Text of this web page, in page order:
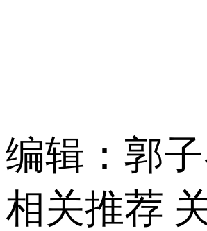
编辑：郭
相关推荐